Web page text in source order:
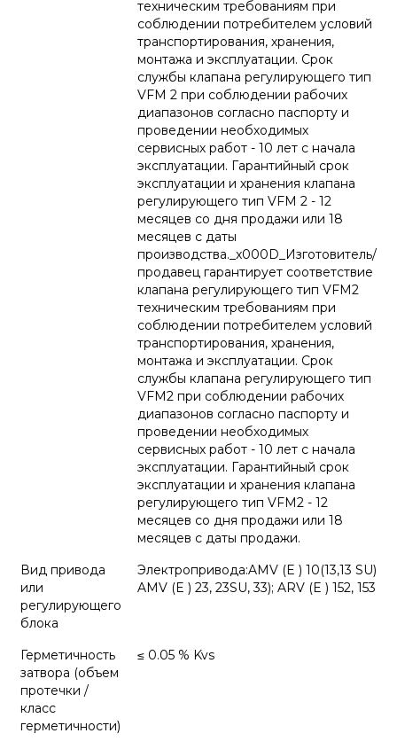
техническим требованиям при
соблюдении потребителем условий
транспортирования, хранения,
монтажа и эксплуатации. Срок
службы клапана регулирующего тип
VFM 2 при соблюдении рабочих
диапазонов согласно паспорту и
проведении необходимых
сервисных работ - 10 лет с начала
эксплуатации. Гарантийный срок
эксплуатации и хранения клапана
регулирующего тип VFM 2 - 12
месяцев со дня продажи или 18
месяцев с даты
производства._x000D_Изготовитель/
продавец гарантирует соответствие
клапана регулирующего тип VFM2
техническим требованиям при
соблюдении потребителем условий
транспортирования, хранения,
монтажа и эксплуатации. Срок
службы клапана регулирующего тип
VFM2 при соблюдении рабочих
диапазонов согласно паспорту и
проведении необходимых
сервисных работ - 10 лет с начала
эксплуатации. Гарантийный срок
эксплуатации и хранения клапана
регулирующего тип VFM2 - 12
месяцев со дня продажи или 18
месяцев с даты продажи.
Вид привода
или
регулирующего
блока
Электропривода:AMV (E ) 10(13,13 SU)
AMV (E ) 23, 23SU, 33); ARV (E ) 152, 153
Герметичность
затвора (объем
протечки /
класс
герметичности)
≤ 0.05 % Kvs